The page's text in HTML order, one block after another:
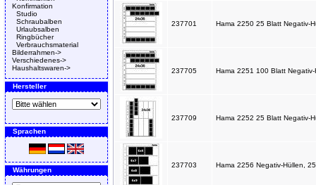
Konfirmation
Studio
Schraubalben
Urlaubsalben
Ringbücher
Verbrauchsmaterial
Bilderrahmen->
Verschiedenes->
Haushaltswaren->
Hersteller
Sprachen
Währungen
237701 Hama 2250 25 Blatt Negativ-
237705 Hama 2251 100 Blatt
237709 Hama 2252 25 Blatt Negativ-
237703 Hama 2256 Negativ-Hüllen,